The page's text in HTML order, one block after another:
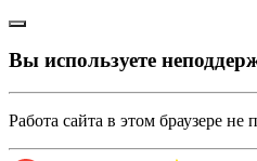
Вы используете
Работа сайта в этом браузере